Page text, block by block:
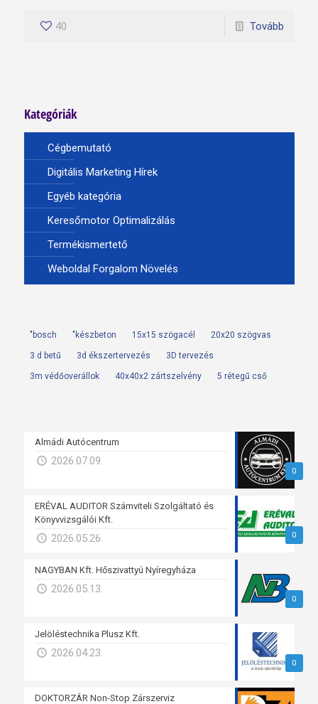
40 Tovább
Kategóriák
Cégbemutató
Digitális Marketing Hírek
Egyéb kategória
Keresőmotor Optimalizálás
Termékismertető
Weboldal Forgalom Növelés
"bosch "készbeton 15x15 szögacél 20x20 szögvas
3 d betű 3d ékszertervezés 3D tervezés
3m védőoverállok 40x40x2 zártszelvény 5 rétegű cső
0
Almádi Autócentrum
2026.07.09.
0
ERÉVAL AUDITOR Számviteli Szolgáltató és
Könyvvizsgálói Kft.
2026.05.26.
0
NAGYBAN Kft. Hőszivattyú Nyíregyháza
2026.05.13.
0
Jelöléstechnika Plusz Kft.
2026.04.23.
DOKTORZÁR Non-Stop Zárszerviz